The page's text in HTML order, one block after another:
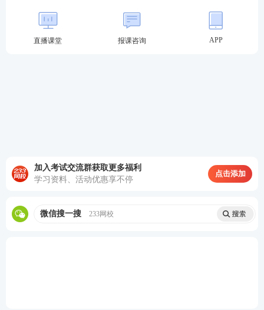
的即通过联合验收。
(四)推进数据共享。住房城乡建设部组织编制联合验
分批验收结论单等电子文件标准;进一步完善工程审批
直播课堂 报课咨询 APP
加入考试交流群获取更多福利
学习资料、活动优惠享不停
点击添加
微信搜一搜 233网校